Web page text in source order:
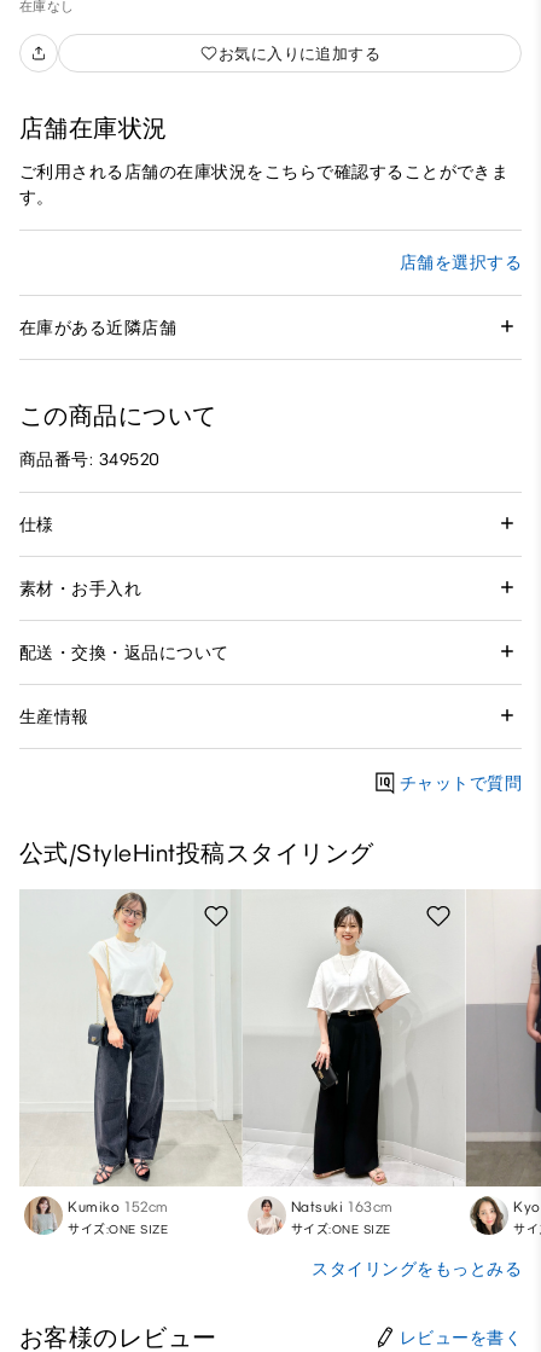
在庫なし
お気に入りに追加する
店舗在庫状況
ご利用される店舗の在庫状況をこちらで確認することができま
す。
店舗を選択する
在庫がある近隣店舗
この商品について
商品番号: 349520
仕様
素材・お手入れ
配送・交換・返品について
生産情報
チャットで質問
公式/StyleHint投稿スタイリング
Kumiko 152cm
サイズ:ONE SIZE
Natsuki 163cm
サイズ:ONE SIZE サ
スタイリングをもっとみる
お客様のレビュー レビューを書く